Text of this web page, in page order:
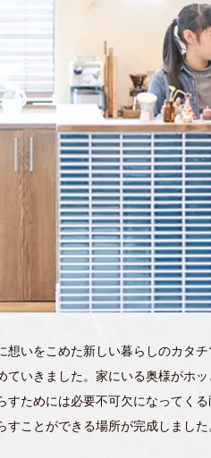
いをこめた新しい暮らしのカタ
いきました。家にいる奥様がホ
ためには必要不可欠になってく
ことができる場所が完成しました